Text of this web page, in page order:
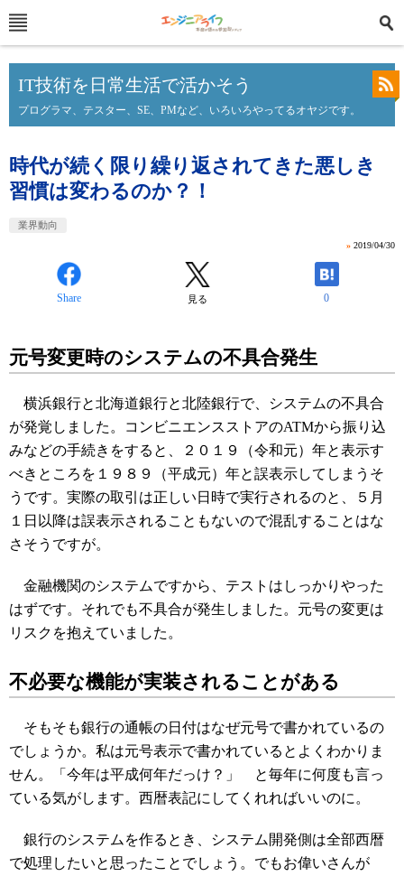
IT技術を日常生活で活かそう
プログラマ、テスター、SE、PMなど、いろいろやってるオヤジです。
時代が続く限り繰り返されてきた悪しき
習慣は変わるのか？！
業界動向
» 2019/04/30
Share 見る 0
元号変更時のシステムの不具合発生
横浜銀行と北海道銀行と北陸銀行で、システムの不具合
が発覚しました。コンビニエンスストアのATMから振り込
みなどの手続きをすると、２０１９（令和元）年と表示す
べきところを１９８９（平成元）年と誤表示してしまうそ
うです。実際の取引は正しい日時で実行されるのと、５月
１日以降は誤表示されることもないので混乱することはな
さそうですが。
金融機関のシステムですから、テストはしっかりやった
はずです。それでも不具合が発生しました。元号の変更は
リスクを抱えていました。
不必要な機能が実装されることがある
そもそも銀行の通帳の日付はなぜ元号で書かれているの
でしょうか。私は元号表示で書かれているとよくわかりま
せん。「今年は平成何年だっけ？」 と毎年に何度も言っ
ている気がします。西暦表記にしてくれればいいのに。
銀行のシステムを作るとき、システム開発側は全部西暦
で処理したいと思ったことでしょう。でもお偉いさんが